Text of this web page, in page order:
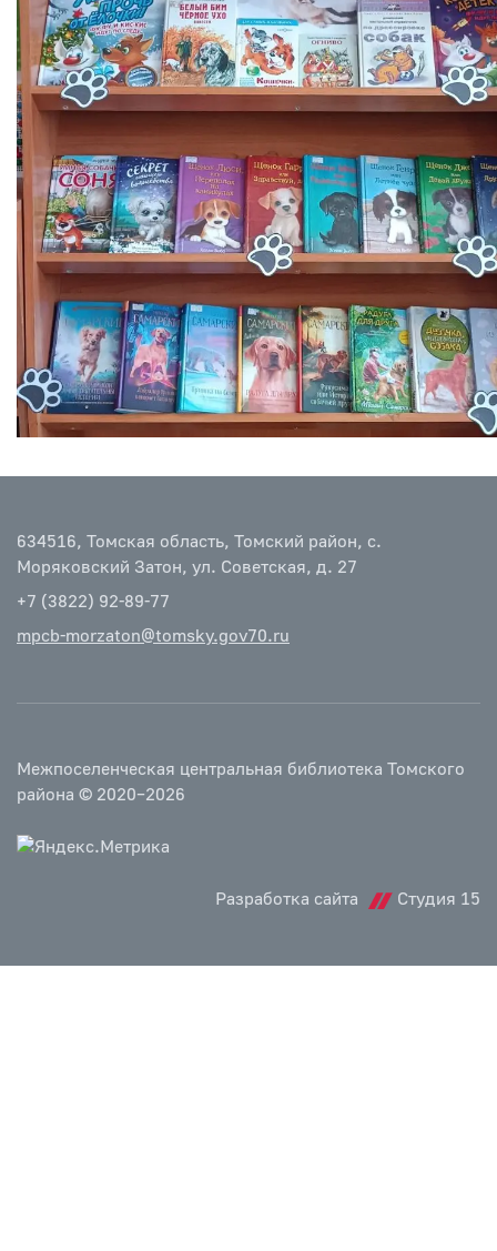
634516, Томская область, Томский район, с.
Моряковский Затон, ул. Советская, д. 27
+7 (3822) 92-89-77
mpcb-morzaton@tomsky.gov70.ru
Межпоселенческая центральная библиотека Томского
района © 2020–2026
Разработка сайта Студия 15